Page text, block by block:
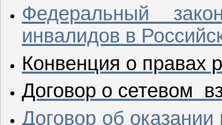
Федеральный
инвалидов в
Конвенция о правах
Договор о сетевом
Договор об оказании